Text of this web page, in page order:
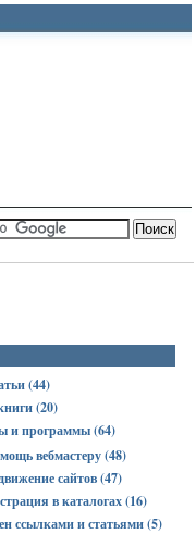
(44)
(20)
и программы (64)
вебмастеру (48)
сайтов (47)
в каталогах (16)
ссылками и статьями (5)